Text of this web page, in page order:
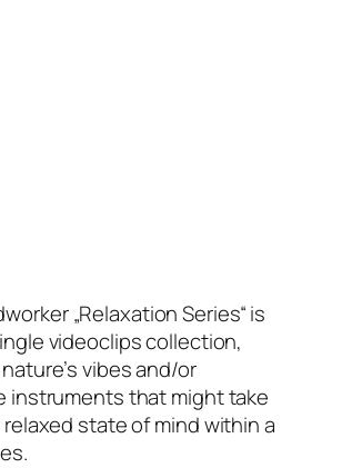
„Relaxation Series“ is
videoclips collection,
vibes and/or
instruments that might take
state of mind within a